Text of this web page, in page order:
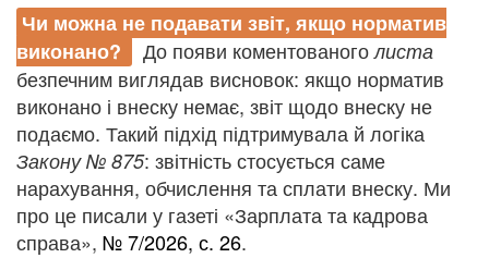
Чи можна не подавати звіт, якщо норматив
виконано?
До появи коментованоголиста
безпечним виглядав висновок: якщо норматив
виконано і внеску немає, звіт щодо внеску не
подаємо. Такий підхід підтримувала й логіка
Закону № 875: звітність стосується саме
нарахування, обчислення та сплати внеску. Ми
про це писали у газеті «Зарплата та кадрова
справа», № 7/2026, с. 26.